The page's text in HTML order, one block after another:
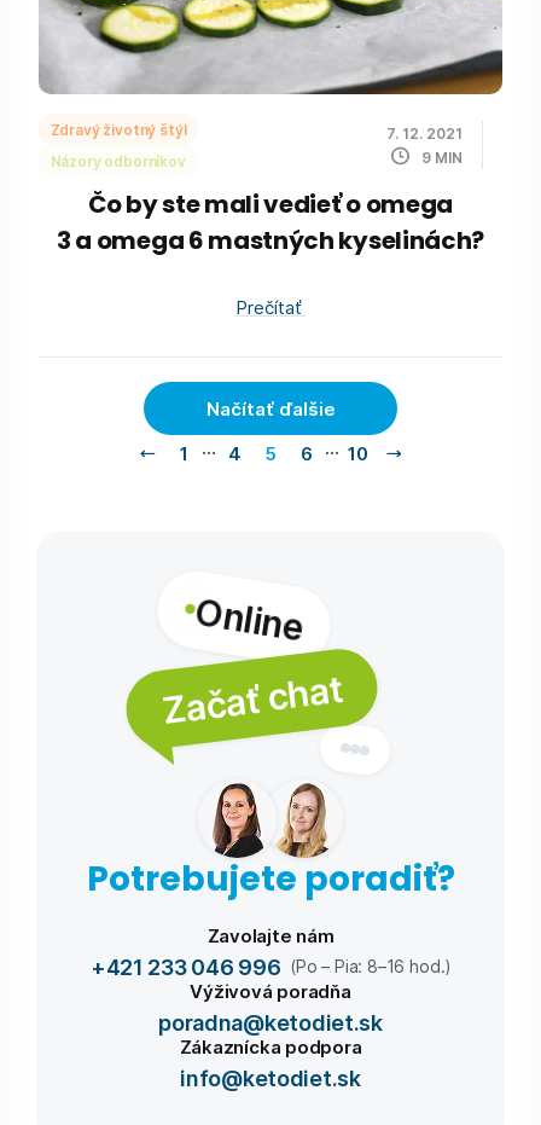
Zdravý životný štýl
Názory odborníkov
7. 12. 2021
9 MIN
Čo by ste mali vedieť o omega
3 a omega 6 mastných kyselinách?
Prečítať
Načítať ďalšie
1
… 4 5 6 … 10
Online
Začať chat
Potrebujete poradiť?
Zavolajte nám
+421 233 046 996 (Po – Pia: 8–16 hod.)
Výživová poradňa
poradna@ketodiet.sk
Zákaznícka podpora
info@ketodiet.sk